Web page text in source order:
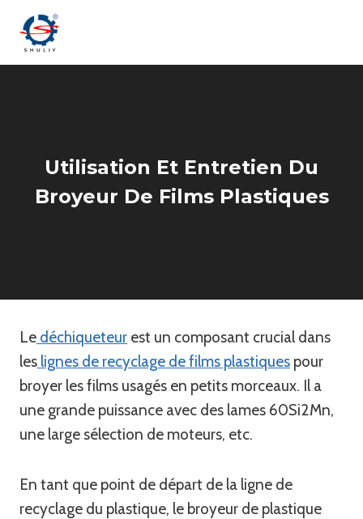
Utilisation Et Entretien Du
Broyeur De Films Plastiques
Le déchiqueteur est un composant crucial dans
les lignes de recyclage de films plastiques pour
broyer les films usagés en petits morceaux. Il a
une grande puissance avec des lames 60Si2Mn,
une large sélection de moteurs, etc.
En tant que point de départ de la ligne de
recyclage du plastique, le broyeur de plastique